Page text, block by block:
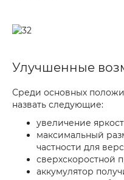
Улучшенные
Среди основных
назвать следующие:
увеличение
максимальный
частности для
сверхскоростной
аккумулятор